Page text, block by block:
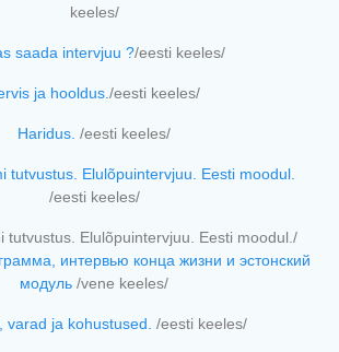
keeles/
saada intervjuu ?/eesti keeles/
ja hooldus./eesti keeles/
Haridus. /eesti keeles/
tutvustus. Elulõpuintervjuu. Eesti moodul.
/eesti keeles/
tutvustus. Elulõpuintervjuu. Eesti moodul./
интервью конца жизни и эстонский
модуль /vene keeles/
varad ja kohustused. /eesti keeles/